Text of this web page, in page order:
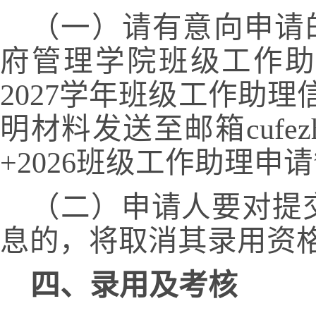
（一）请有意向申
府管理学院班级工作
2027学年班级工作助理
明材料发送至邮箱
+2026班级工作助理申
（二）申请人要对
息的，将取消其录用资
四、录用及考核